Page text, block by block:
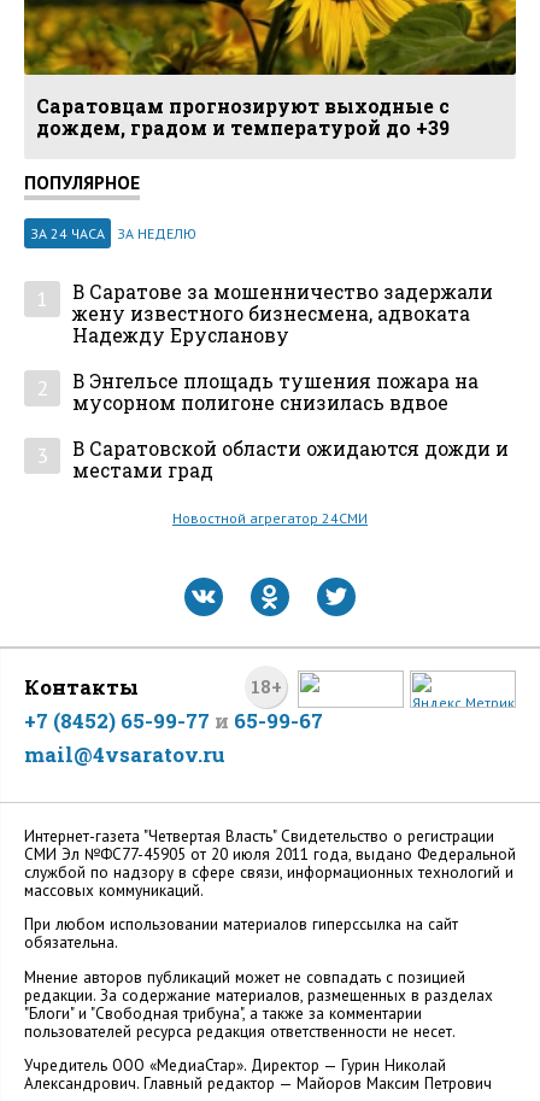
Саратовцам прогнозируют выходные с
дождем, градом и температурой до +39
ПОПУЛЯРНОЕ
ЗА 24 ЧАСА ЗА НЕДЕЛЮ
1
В Саратове за мошенничество задержали
жену известного бизнесмена, адвоката
Надежду Ерусланову
2
В Энгельсе площадь тушения пожара на
мусорном полигоне снизилась вдвое
3
В Саратовской области ожидаются дожди и
местами град
Новостной агрегатор 24СМИ
18+
Контакты
+7 (8452) 65-99-77 и 65-99-67
mail@4vsaratov.ru
Интернет-газета "Четвертая Власть" Cвидетельство о регистрации
СМИ Эл №ФС77-45905 от 20 июля 2011 года, выдано Федеральной
службой по надзору в сфере связи, информационных технологий и
массовых коммуникаций.
При любом использовании материалов гиперссылка на сайт
обязательна.
Мнение авторов публикаций может не совпадать с позицией
редакции. За содержание материалов, размещенных в разделах
"Блоги" и "Свободная трибуна", а также за комментарии
пользователей ресурса редакция ответственности не несет.
Учредитель ООО «МедиаСтар». Директор — Гурин Николай
Александрович. Главный редактор — Майоров Максим Петрович